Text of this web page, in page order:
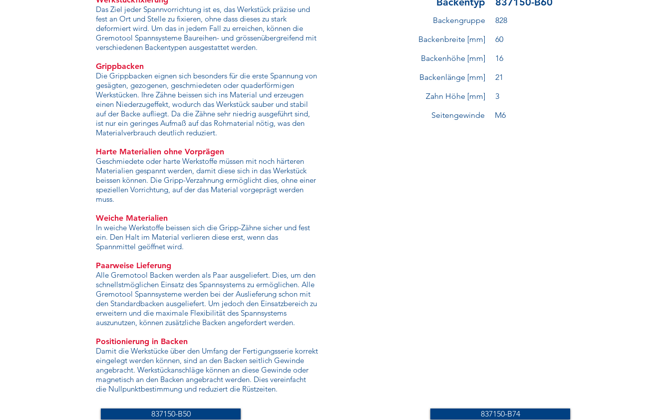
Das Ziel jeder Spannvorrichtung ist es, das Werkstück präzise und
fest an Ort und Stelle zu fixieren, ohne dass dieses zu stark
deformiert wird. Um das in jedem Fall zu erreichen, können die
Gremotool Spannsysteme Baureihen- und grössenübergreifend mit
verschiedenen Backentypen ausgestattet werden.
Grippbacken
Die Grippbacken eignen sich besonders für die erste Spannung von
gesägten, gezogenen, geschmiedeten oder quaderförmigen
Werkstücken. Ihre Zähne beissen sich ins Material und erzeugen
einen Niederzugeffekt, wodurch das Werkstück sauber und stabil
auf der Backe aufliegt. Da die Zähne sehr niedrig ausgeführt sind,
ist nur ein geringes Aufmaß auf das Rohmaterial nötig, was den
Materialverbrauch deutlich reduziert.
Harte Materialien ohne Vorprägen
Geschmiedete oder harte Werkstoffe müssen mit noch härteren
Materialien gespannt werden, damit diese sich in das Werkstück
beissen können. Die Gripp-Verzahnung ermöglicht dies, ohne einer
speziellen Vorrichtung, auf der das Material vorgeprägt werden
muss.
Weiche Materialien
In weiche Werkstoffe beissen sich die Gripp-Zähne sicher und fest
ein. Den Halt im Material verlieren diese erst, wenn das
Spannmittel geöffnet wird.
Paarweise Lieferung
Alle Gremotool Backen werden als Paar ausgeliefert. Dies, um den
schnellstmöglichen Einsatz des Spannsystems zu ermöglichen. Alle
Gremotool Spannsysteme werden bei der Auslieferung schon mit
den Standardbacken ausgeliefert. Um jedoch den Einsatzbereich zu
erweitern und die maximale Flexibilität des Spannsystems
auszunutzen, können zusätzliche Backen angefordert werden.
Positionierung in Backen
Damit die Werkstücke über den Umfang der Fertigungsserie korrekt
eingelegt werden können, sind an den Backen seitlich Gewinde
angebracht. Werkstückanschläge können an diese Gewinde oder
magnetisch an den Backen angebracht werden. Dies vereinfacht
die Nullpunktbestimmung und reduziert die Rüstzeiten.
Backengruppe
Backenbreite [mm]
Backenhöhe [mm]
Backenlänge [mm]
Zahn Höhe [mm]
Seitengewinde
828
60
16
21
3
M6
837150-B50 837150-B74